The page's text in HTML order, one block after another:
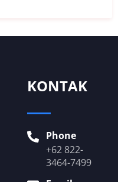
KONTAK
Phone
+62 822-
3464-7499